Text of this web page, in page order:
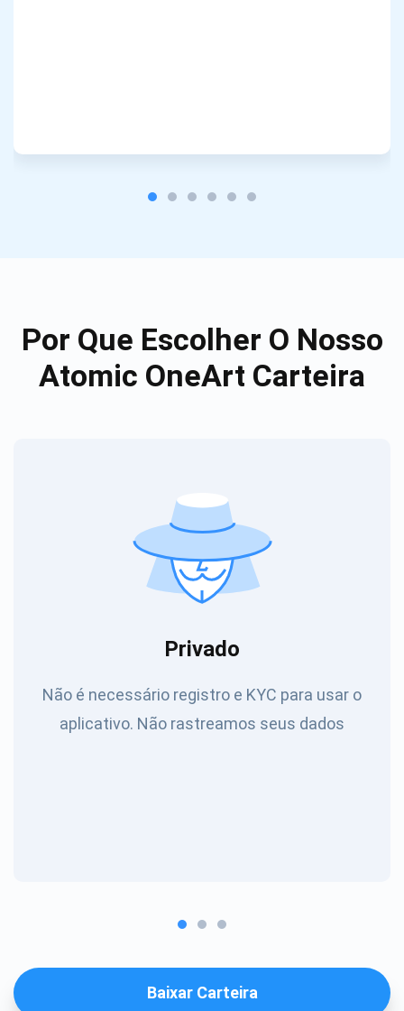
Por Que Escolher O Nosso
Atomic OneArt Carteira
Privado
Não é necessário registro e KYC para usar o
aplicativo. Não rastreamos seus dados
Baixar Carteira